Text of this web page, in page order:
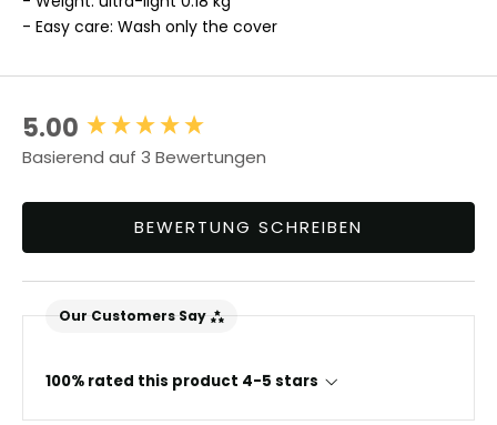
- Easy care: Wash only the cover
5.00
Basierend auf 3 Bewertungen
BEWERTUNG SCHREIBEN
Our Customers Say
100% rated this product 4-5 stars
New content loaded